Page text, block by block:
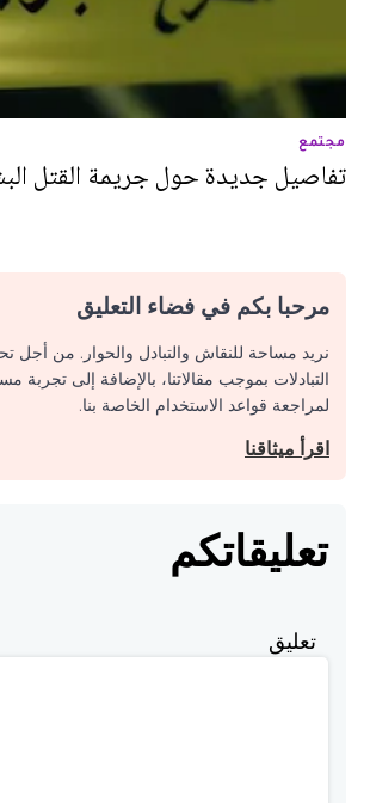
مجتمع
تفاصيل جديدة حول جريمة القتل
مرحبا بكم في فضاء التعليق
نريد مساحة للنقاش والتبادل والحوار. من أجل
التبادلات بموجب مقالاتنا، بالإضافة إلى تجربة
لمراجعة قواعد الاستخدام الخاصة بنا.
اقرأ ميثاقنا
تعليقاتكم
تعليق